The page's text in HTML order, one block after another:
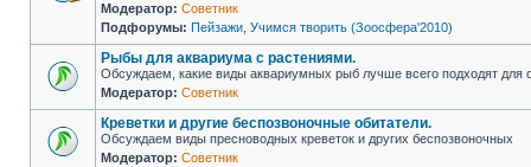
Модератор: Советник
Подфорумы: Пейзажи Учимся творить (Зоосфера'2010)
Рыбы для аквариума с растениями.
Обсуждаем, какие виды аквариумных рыб лучше всего подходят для
Модератор: Советник
Креветки и другие беспозвоночные обитатели.
Обсуждаем виды пресноводных креветок и других беспозвоночных
Модератор: Советник